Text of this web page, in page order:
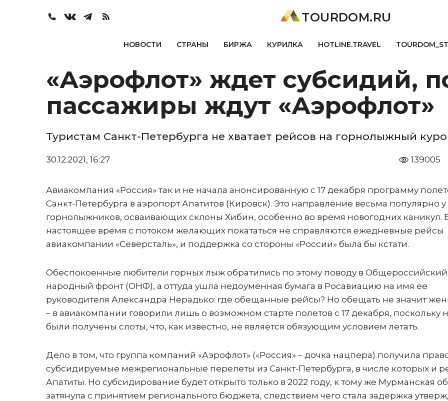
TOURDOM.RU
НОВОСТИ СТРАНЫ БИРЖА КУРИЛКА HOTLINE.TRAVEL
«Аэрофлот» ждет субсидий,
пассажиры ждут «Аэрофлот»
Туристам Санкт-Петербурга не хватает рейсов на горнолыжный
30.12.2021, 16:27 139005
Авиакомпания «Россия» так и не начала анонсированную с 17 декабря программу
Санкт-Петербурга в аэропорт Апатитов (Кировск). Это направление весьма популярно у
горнолыжников, осваивающих склоны Хибин, особенно во время новогодних каникул.
настоящее время с потоком желающих покататься не справляются ежедневные рейсы
авиакомпании «Северсталь», и поддержка со стороны «России» была бы кстати.
Обеспокоенные любители горных лыж обратились по этому поводу в Общероссийский
народный фронт (ОНФ), а оттуда ушла недоуменная бумага в Росавиацию на имя ее
руководителя Александра Нерадько: где обещанные рейсы? Но обещать не значит
– в авиакомпании говорили лишь о возможном старте полетов с 17 декабря, поскольку
были получены слоты, что, как известно, не является обязующим условием летать.
Дело в том, что группа компаний «Аэрофлот» («Россия» – дочка нацпера) получила
субсидируемые межрегиональные перелеты из Санкт-Петербурга, в числе которых и
Апатиты. Но субсидирование будет открыто только в 2022 году, к тому же Мурманская
затянула с принятием регионального бюджета, следствием чего стала задержка